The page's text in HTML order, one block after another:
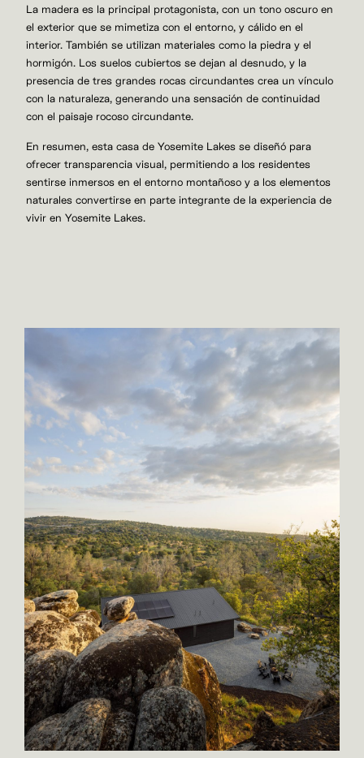
La madera es la principal protagonista, con un tono oscuro en
el exterior que se mimetiza con el entorno, y cálido en el
interior. También se utilizan materiales como la piedra y el
hormigón. Los suelos cubiertos se dejan al desnudo, y la
presencia de tres grandes rocas circundantes crea un vínculo
con la naturaleza, generando una sensación de continuidad
con el paisaje rocoso circundante.
En resumen, esta casa de Yosemite Lakes se diseñó para
ofrecer transparencia visual, permitiendo a los residentes
sentirse inmersos en el entorno montañoso y a los elementos
naturales convertirse en parte integrante de la experiencia de
vivir en Yosemite Lakes.